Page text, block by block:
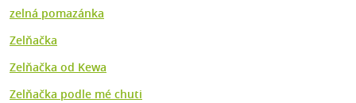
zelná pomazánka
Zelňačka
Zelňačka od Kewa
Zelňačka podle mé chuti